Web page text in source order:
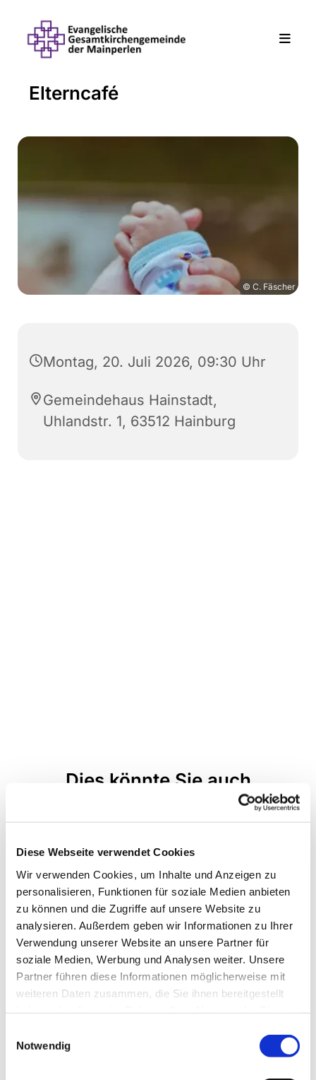
Diese Webseite verwendet Cookies
Wir verwenden Cookies, um Inhalte und Anzeigen zu
personalisieren, Funktionen für soziale Medien anbieten
zu können und die Zugriffe auf unsere Website zu
analysieren. Außerdem geben wir Informationen zu Ihrer
Verwendung unserer Website an unsere Partner für
soziale Medien, Werbung und Analysen weiter. Unsere
Partner führen diese Informationen möglicherweise mit
weiteren Daten zusammen, die Sie ihnen bereitgestellt
Notwendig
Elterncafé
© C. Fäscher
Montag, 20. Juli 2026, 09:30 Uhr
Gemeindehaus Hainstadt,
Uhlandstr. 1, 63512 Hainburg
Dies könnte Sie auch